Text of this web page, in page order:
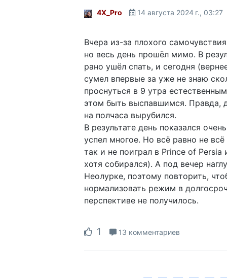
4X_Pro 14 августа 2024 г., 03:27
Вчера из-за плохого
но весь день прошёл мимо. В
рано ушёл спать, и сегодня
сумел впервые за уже не знаю
проснуться в 9 утра
этом быть выспавшимся. Правда,
на полчаса вырубился.
В результате день показался
успел многое. Но всё равно не всё
так и не поиграл в Prince of Persia
хотя собирался). А под вечер
Неолурке, поэтому повторить,
нормализовать режим в
перспективе не получилось.
1 13 комментариев